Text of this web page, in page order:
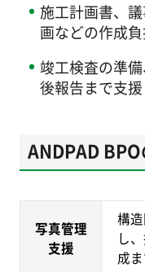
施工計画書、
画などの作成
竣工検査の準
後報告まで支
ANDPAD
写真管理
支援
構
し
成